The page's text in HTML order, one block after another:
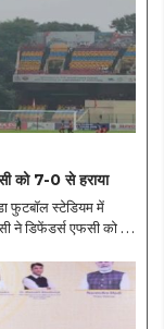
को 7-0 से हराया
फुटबॉल स्टेडियम में
ने डिफेंडर्स एफसी को 7-